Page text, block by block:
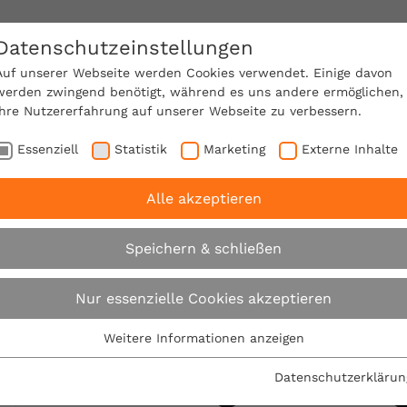
SACHVERSTÄNDIGE FINDEN!
bauen: VPB-Expertentipps: Preiswert bauen
Preiswert bauen:
Expertentipps:
durch kluge
unserer Webseite werden Cookies verwendet. Einige davon
zwingend benötigt, während es uns andere ermöglichen,
Nutzererfahrung auf unserer Webseite zu verbessern.
Essenziell Statistik Marketing Externe Inhalte
Alle akzeptieren
Speichern & schließen
Nur essenzielle Cookies akzeptieren
Essenzielle Cookies werden für grundlegende Funktionen der
Weitere Informationen anzeigen